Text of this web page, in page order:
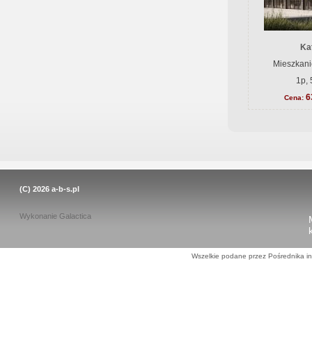
1p,
Cena:
(C) 2026 a-b-s.pl
Wykonanie Galactica
Wszelkie podane przez Pośrednika